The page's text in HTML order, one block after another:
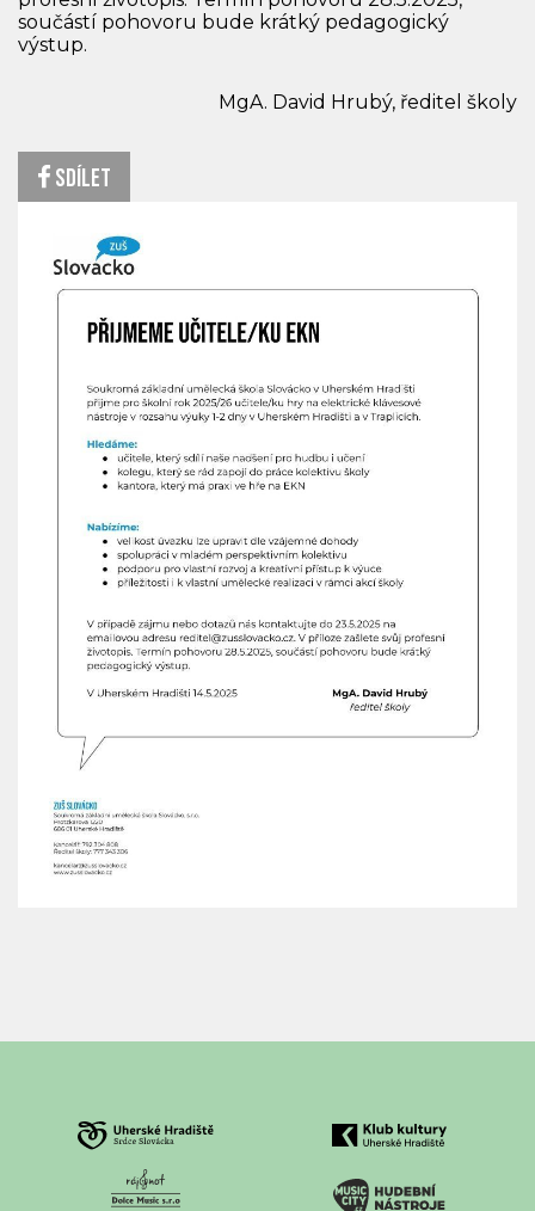
součástí pohovoru bude krátký pedagogický
výstup.
MgA. David Hrubý, ředitel školy
Sdílet